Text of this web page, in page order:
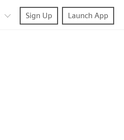
Sign Up Launch App